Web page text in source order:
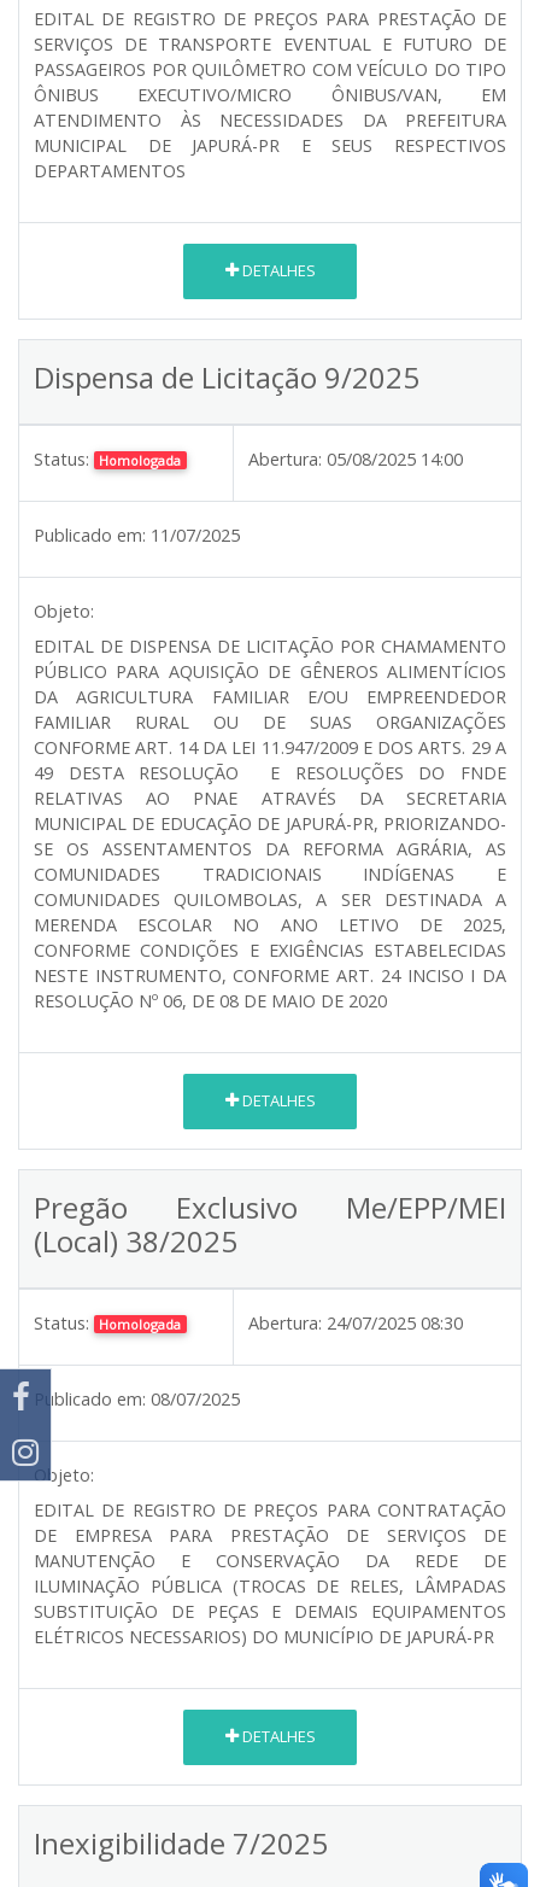
EDITAL DE REGISTRO DE PREÇOS PARA PRESTAÇÃO DE
SERVIÇOS DE TRANSPORTE EVENTUAL E FUTURO DE
PASSAGEIROS POR QUILÔMETRO COM VEÍCULO DO TIPO
ÔNIBUS EXECUTIVO/MICRO ÔNIBUS/VAN, EM
ATENDIMENTO ÀS NECESSIDADES DA PREFEITURA
MUNICIPAL DE JAPURÁ-PR E SEUS RESPECTIVOS
DEPARTAMENTOS
DETALHES
Dispensa de Licitação 9/2025
Status: Homologada Abertura: 05/08/2025 14:00
Publicado em: 11/07/2025
Objeto:
EDITAL DE DISPENSA DE LICITAÇÃO POR CHAMAMENTO
PÚBLICO PARA AQUISIÇÃO DE GÊNEROS ALIMENTÍCIOS
DA AGRICULTURA FAMILIAR E/OU EMPREENDEDOR
FAMILIAR RURAL OU DE SUAS ORGANIZAÇÕES
CONFORME ART. 14 DA LEI 11.947/2009 E DOS ARTS. 29 A
49 DESTA RESOLUÇÃO E RESOLUÇÕES DO FNDE
RELATIVAS AO PNAE ATRAVÉS DA SECRETARIA
MUNICIPAL DE EDUCAÇÃO DE JAPURÁ-PR, PRIORIZANDO-
SE OS ASSENTAMENTOS DA REFORMA AGRÁRIA, AS
COMUNIDADES TRADICIONAIS INDÍGENAS E
COMUNIDADES QUILOMBOLAS, A SER DESTINADA A
MERENDA ESCOLAR NO ANO LETIVO DE 2025,
CONFORME CONDIÇÕES E EXIGÊNCIAS ESTABELECIDAS
NESTE INSTRUMENTO, CONFORME ART. 24 INCISO I DA
RESOLUÇÃO Nº 06, DE 08 DE MAIO DE 2020
DETALHES
Pregão Exclusivo Me/EPP/MEI
(Local) 38/2025
Status: Homologada Abertura: 24/07/2025 08:30
Publicado em: 08/07/2025
Objeto:
EDITAL DE REGISTRO DE PREÇOS PARA CONTRATAÇÃO
DE EMPRESA PARA PRESTAÇÃO DE SERVIÇOS DE
MANUTENÇÃO E CONSERVAÇÃO DA REDE DE
ILUMINAÇÃO PÚBLICA (TROCAS DE RELES, LÂMPADAS
SUBSTITUIÇÃO DE PEÇAS E DEMAIS EQUIPAMENTOS
ELÉTRICOS NECESSARIOS) DO MUNICÍPIO DE JAPURÁ-PR
DETALHES
Inexigibilidade 7/2025